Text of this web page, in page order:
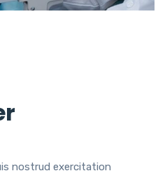
nostrud exercitation